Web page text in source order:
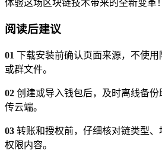
体验这场区块链技术带来的全新变革！
阅读后建议
01 下载安装前确认页面来源，不使
或群文件。
02 创建或导入钱包后，及时离线备
传云端。
03 转账和授权前，仔细核对链类型
权限内容。